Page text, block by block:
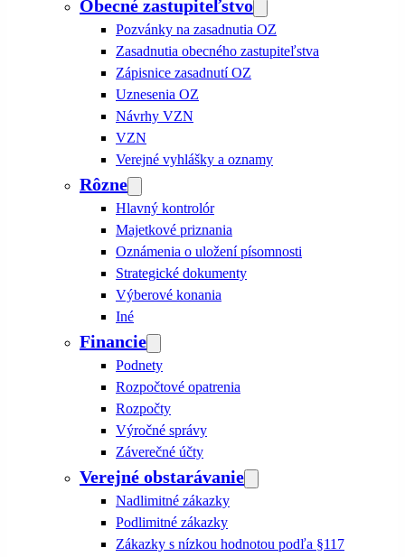
Obecné zastupiteľstvo
Pozvánky na zasadnutia OZ
Zasadnutia obecného zastupiteľstva
Zápisnice zasadnutí OZ
Uznesenia OZ
Návrhy VZN
VZN
Verejné vyhlášky a oznamy
Rôzne
Hlavný kontrolór
Majetkové priznania
Oznámenia o uložení písomnosti
Strategické dokumenty
Výberové konania
Iné
Financie
Podnety
Rozpočtové opatrenia
Rozpočty
Výročné správy
Záverečné účty
Verejné obstarávanie
Nadlimitné zákazky
Podlimitné zákazky
Zákazky s nízkou hodnotou podľa §117